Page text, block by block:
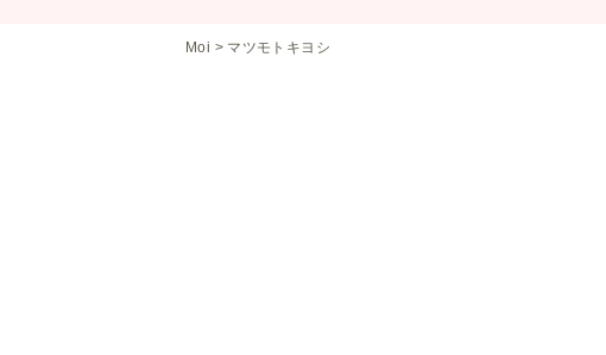
Moi > マツモトキヨシ